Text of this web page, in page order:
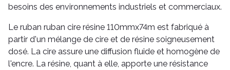
besoins des environnements industriels et commerciaux.
Le ruban ruban cire résine 110mmx74m est fabriqué à
partir d'un mélange de cire et de résine soigneusement
dosé. La cire assure une diffusion fluide et homogène de
l'encre. La résine, quant à elle, apporte une résistance